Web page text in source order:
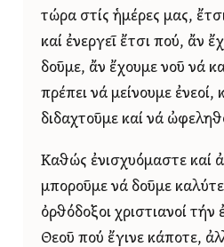
τώρα στίς ἡμέρες μας,
καί ἐνεργεῖ ἔτσι πού, ἄν
δοῦμε, ἄν ἔχουμε νοῦ νά
πρέπει νά μείνουμε ἐνεοί,
διδαχτοῦμε καί νά
Καθώς ἐνισχυόμαστε καί
μποροῦμε νά δοῦμε
ὀρθόδοξοι χριστιανοί
Θεοῦ πού ἔγινε κάποτε,